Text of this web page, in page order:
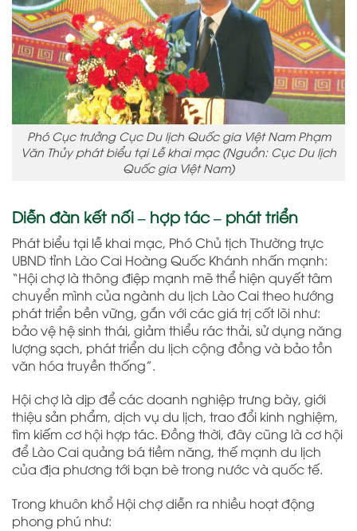
Phó Cục trưởng Cục Du lịch Quốc gia Việt Nam Phạm
Văn Thủy phát biểu tại Lễ khai mạc (Nguồn: Cục Du lịch
Quốc gia Việt Nam)
Diễn đàn kết nối – hợp tác – phát triển
Phát biểu tại lễ khai mạc, Phó Chủ tịch Thường trực
UBND tỉnh Lào Cai Hoàng Quốc Khánh nhấn mạnh:
“Hội chợ là thông điệp mạnh mẽ thể hiện quyết tâm
chuyển mình của ngành du lịch Lào Cai theo hướng
phát triển bền vững, gắn với các giá trị cốt lõi như:
bảo vệ hệ sinh thái, giảm thiểu rác thải, sử dụng năng
lượng sạch, phát triển du lịch cộng đồng và bảo tồn
văn hóa truyền thống”.
Hội chợ là dịp để các doanh nghiệp trưng bày, giới
thiệu sản phẩm, dịch vụ du lịch, trao đổi kinh nghiệm,
tìm kiếm cơ hội hợp tác. Đồng thời, đây cũng là cơ hội
để Lào Cai quảng bá tiềm năng, thế mạnh du lịch
của địa phương tới bạn bè trong nước và quốc tế.
Trong khuôn khổ Hội chợ diễn ra nhiều hoạt động
phong phú như: